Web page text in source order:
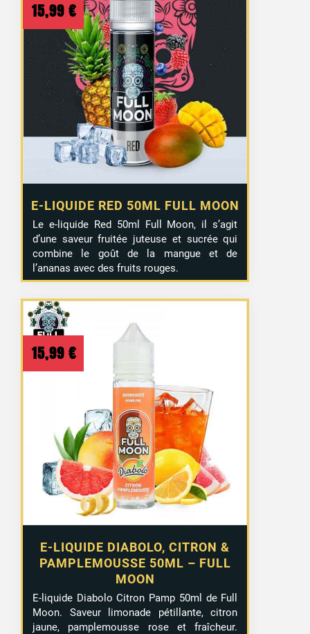
E-LIQUIDE RED 50ML FULL MOON
15,99 €
Le e-liquide Red 50ml Full Moon, il s’agit
d’une saveur fruitée juteuse et sucrée qui
combine le goût de la mangue et de
l’ananas avec des fruits rouges.
E-LIQUIDE DIABOLO, CITRON &
PAMPLEMOUSSE 50ML – FULL
MOON
15,99 €
E-liquide Diabolo Citron Pamp 50ml de Full
Moon. Saveur limonade pétillante, citron
jaune, pamplemousse rose et fraîcheur.